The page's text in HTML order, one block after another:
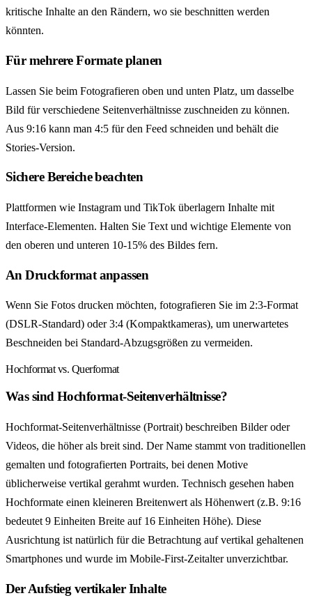
kritische Inhalte an den Rändern, wo sie beschnitten werden
könnten.
Für mehrere Formate planen
Lassen Sie beim Fotografieren oben und unten Platz, um dasselbe
Bild für verschiedene Seitenverhältnisse zuschneiden zu können.
Aus 9:16 kann man 4:5 für den Feed schneiden und behält die
Stories-Version.
Sichere Bereiche beachten
Plattformen wie Instagram und TikTok überlagern Inhalte mit
Interface-Elementen. Halten Sie Text und wichtige Elemente von
den oberen und unteren 10-15% des Bildes fern.
An Druckformat anpassen
Wenn Sie Fotos drucken möchten, fotografieren Sie im 2:3-Format
(DSLR-Standard) oder 3:4 (Kompaktkameras), um unerwartetes
Beschneiden bei Standard-Abzugsgrößen zu vermeiden.
Hochformat vs. Querformat
Was sind Hochformat-Seitenverhältnisse?
Hochformat-Seitenverhältnisse (Portrait) beschreiben Bilder oder
Videos, die höher als breit sind. Der Name stammt von traditionellen
gemalten und fotografierten Portraits, bei denen Motive
üblicherweise vertikal gerahmt wurden. Technisch gesehen haben
Hochformate einen kleineren Breitenwert als Höhenwert (z.B. 9:16
bedeutet 9 Einheiten Breite auf 16 Einheiten Höhe). Diese
Ausrichtung ist natürlich für die Betrachtung auf vertikal gehaltenen
Smartphones und wurde im Mobile-First-Zeitalter unverzichtbar.
Der Aufstieg vertikaler Inhalte